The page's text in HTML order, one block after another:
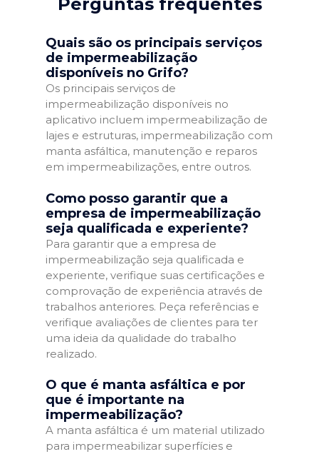
Quais são os principais serviços
de impermeabilização
disponíveis no Grifo?
Os principais serviços de
impermeabilização disponíveis no
aplicativo incluem impermeabilização de
lajes e estruturas, impermeabilização com
manta asfáltica, manutenção e reparos
em impermeabilizações, entre outros.
Como posso garantir que a
empresa de impermeabilização
seja qualificada e experiente?
Para garantir que a empresa de
impermeabilização seja qualificada e
experiente, verifique suas certificações e
comprovação de experiência através de
trabalhos anteriores. Peça referências e
verifique avaliações de clientes para ter
uma ideia da qualidade do trabalho
realizado.
O que é manta asfáltica e por
que é importante na
impermeabilização?
A manta asfáltica é um material utilizado
para impermeabilizar superfícies e